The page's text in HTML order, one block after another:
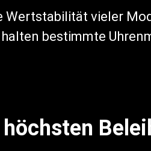
Wertstabilität vieler
bestimmte